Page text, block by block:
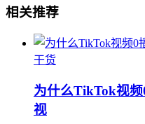
相关推荐
干货
为什么TikTok视
视